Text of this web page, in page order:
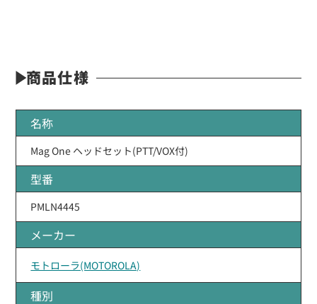
商品仕様
名称
Mag One ヘッドセット(PTT/VOX付)
型番
PMLN4445
メーカー
モトローラ(MOTOROLA)
種別